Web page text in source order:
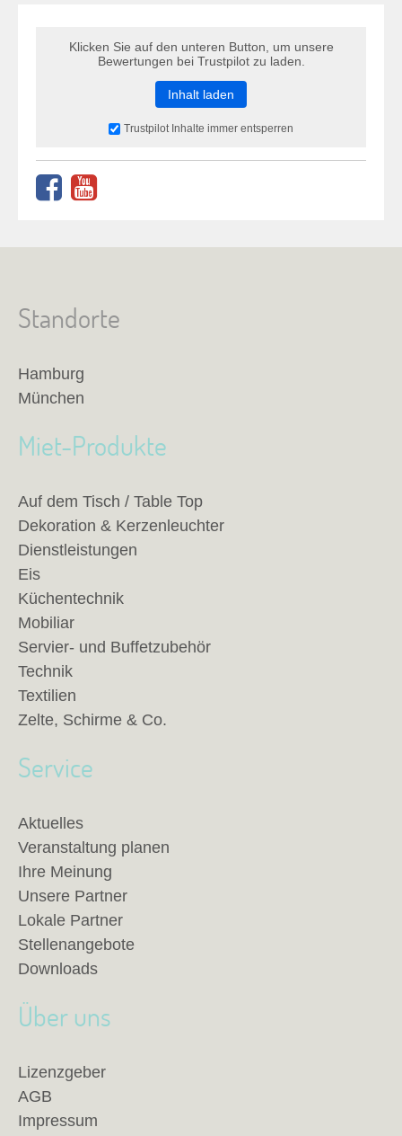
Klicken Sie auf den unteren Button, um unsere
Bewertungen bei Trustpilot zu laden.
Inhalt laden
Trustpilot Inhalte immer entsperren
Standorte
Hamburg
München
Miet-Produkte
Auf dem Tisch / Table Top
Dekoration & Kerzenleuchter
Dienstleistungen
Eis
Küchentechnik
Mobiliar
Servier- und Buffetzubehör
Technik
Textilien
Zelte, Schirme & Co.
Service
Aktuelles
Veranstaltung planen
Ihre Meinung
Unsere Partner
Lokale Partner
Stellenangebote
Downloads
Über uns
Lizenzgeber
AGB
Impressum